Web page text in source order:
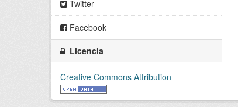
Twitter
Facebook
Licencia
Creative Commons Attribution